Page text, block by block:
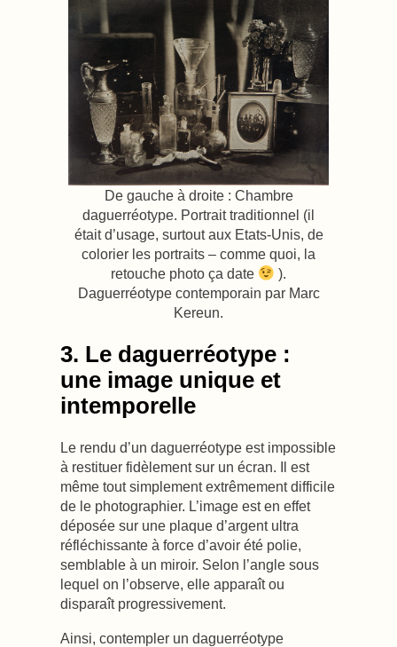
De gauche à droite : Chambre
daguerréotype. Portrait traditionnel (il
était d’usage, surtout aux Etats-Unis, de
colorier les portraits – comme quoi, la
retouche photo ça date
).
Daguerréotype contemporain par Marc
Kereun.
3. Le daguerréotype :
une image unique et
intemporelle
Le rendu d’un daguerréotype est impossible
à restituer fidèlement sur un écran. Il est
même tout simplement extrêmement difficile
de le photographier. L’image est en effet
déposée sur une plaque d’argent ultra
réfléchissante à force d’avoir été polie,
semblable à un miroir. Selon l’angle sous
lequel on l’observe, elle apparaît ou
disparaît progressivement.
Ainsi, contempler un daguerréotype